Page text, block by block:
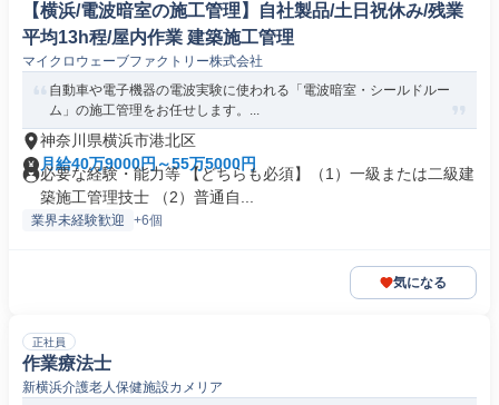
【横浜/電波暗室の施工管理】自社製品/土日祝休み/残業
平均13h程/屋内作業 建築施工管理
マイクロウェーブファクトリー株式会社
自動車や電子機器の電波実験に使われる「電波暗室・シールドルー
ム」の施工管理をお任せします。...
神奈川県横浜市港北区
月給40万9000円～55万5000円
必要な経験・能力等 【どちらも必須】（1）一級または二級建
築施工管理技士 （2）普通自...
業界未経験歓迎 +6個
気になる
正社員
作業療法士
新横浜介護老人保健施設カメリア